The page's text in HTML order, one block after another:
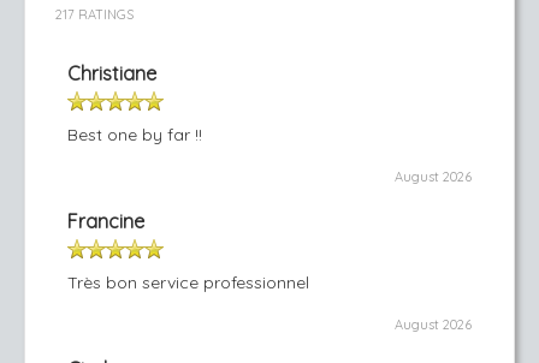
217 RATINGS
Christiane
Best one by far !!
August 2026
Francine
Très bon service professionnel
August 2026